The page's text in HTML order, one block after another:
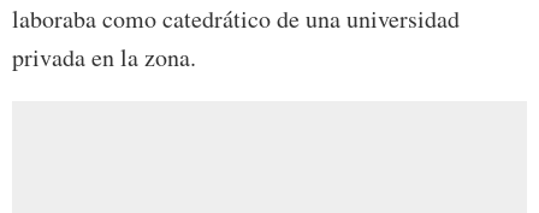
laboraba como catedrático de una universidad
privada en la zona.